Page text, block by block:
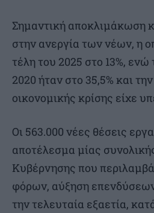
Σημαντική αποκλιμάκωση
στην ανεργία των νέων, η
τέλη του 2025 στο 13%,
2020 ήταν στο 35,5% και
οικονομικής κρίσης είχε
Οι 563.000 νέες θέσεις
αποτέλεσμα μίας
Κυβέρνησης που
φόρων, αύξηση
την τελευταία εξαετία,